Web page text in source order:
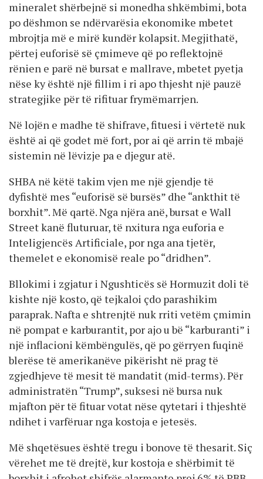
mineralet shërbejnë si monedha shkëmbimi, bota
po dëshmon se ndërvarësia ekonomike mbetet
mbrojtja më e mirë kundër kolapsit. Megjithatë,
përtej euforisë së çmimeve që po reflektojnë
rënien e parë në bursat e mallrave, mbetet pyetja
nëse ky është një fillim i ri apo thjesht një pauzë
strategjike për të rifituar frymëmarrjen.
Në lojën e madhe të shifrave, fituesi i vërtetë nuk
është ai që godet më fort, por ai që arrin të mbajë
sistemin në lëvizje pa e djegur atë.
SHBA në këtë takim vjen me një gjendje të
dyfishtë mes “euforisë së bursës” dhe “ankthit të
borxhit”. Më qartë. Nga njëra anë, bursat e Wall
Street kanë fluturuar, të nxitura nga euforia e
Inteligjencës Artificiale, por nga ana tjetër,
themelet e ekonomisë reale po “dridhen”.
Bllokimi i zgjatur i Ngushticës së Hormuzit doli të
kishte një kosto, që tejkaloi çdo parashikim
paraprak. Nafta e shtrenjtë nuk rriti vetëm çmimin
në pompat e karburantit, por ajo u bë “karburanti” i
një inflacioni këmbëngulës, që po gërryen fuqinë
blerëse të amerikanëve pikërisht në prag të
zgjedhjeve të mesit të mandatit (mid-terms). Për
administratën “Trump”, suksesi në bursa nuk
mjafton për të fituar votat nëse qytetari i thjeshtë
ndihet i varfëruar nga kostoja e jetesës.
Më shqetësues është tregu i bonove të thesarit. Siç
vërehet me të drejtë, kur kostoja e shërbimit të